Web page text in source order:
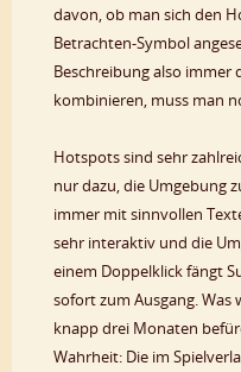
davon, ob man sich den
Betrachten-Symbol
Beschreibung also immer
kombinieren, muss man
Hotspots sind sehr
nur dazu, die Umgebung
immer mit sinnvollen
sehr interaktiv und die
einem Doppelklick fängt
sofort zum Ausgang. Was
knapp drei Monaten
Wahrheit: Die im